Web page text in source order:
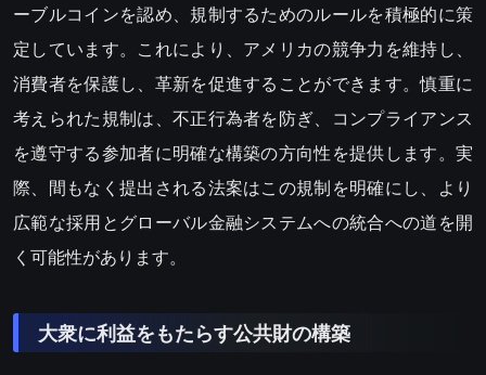
ーブルコインを認め、規制するためのルールを積極的に策
定しています。これにより、アメリカの競争力を維持し、
消費者を保護し、革新を促進することができます。慎重に
考えられた規制は、不正行為者を防ぎ、コンプライアンス
を遵守する参加者に明確な構築の方向性を提供します。実
際、間もなく提出される法案はこの規制を明確にし、より
広範な採用とグローバル金融システムへの統合への道を開
く可能性があります。
大衆に利益をもたらす公共財の構築